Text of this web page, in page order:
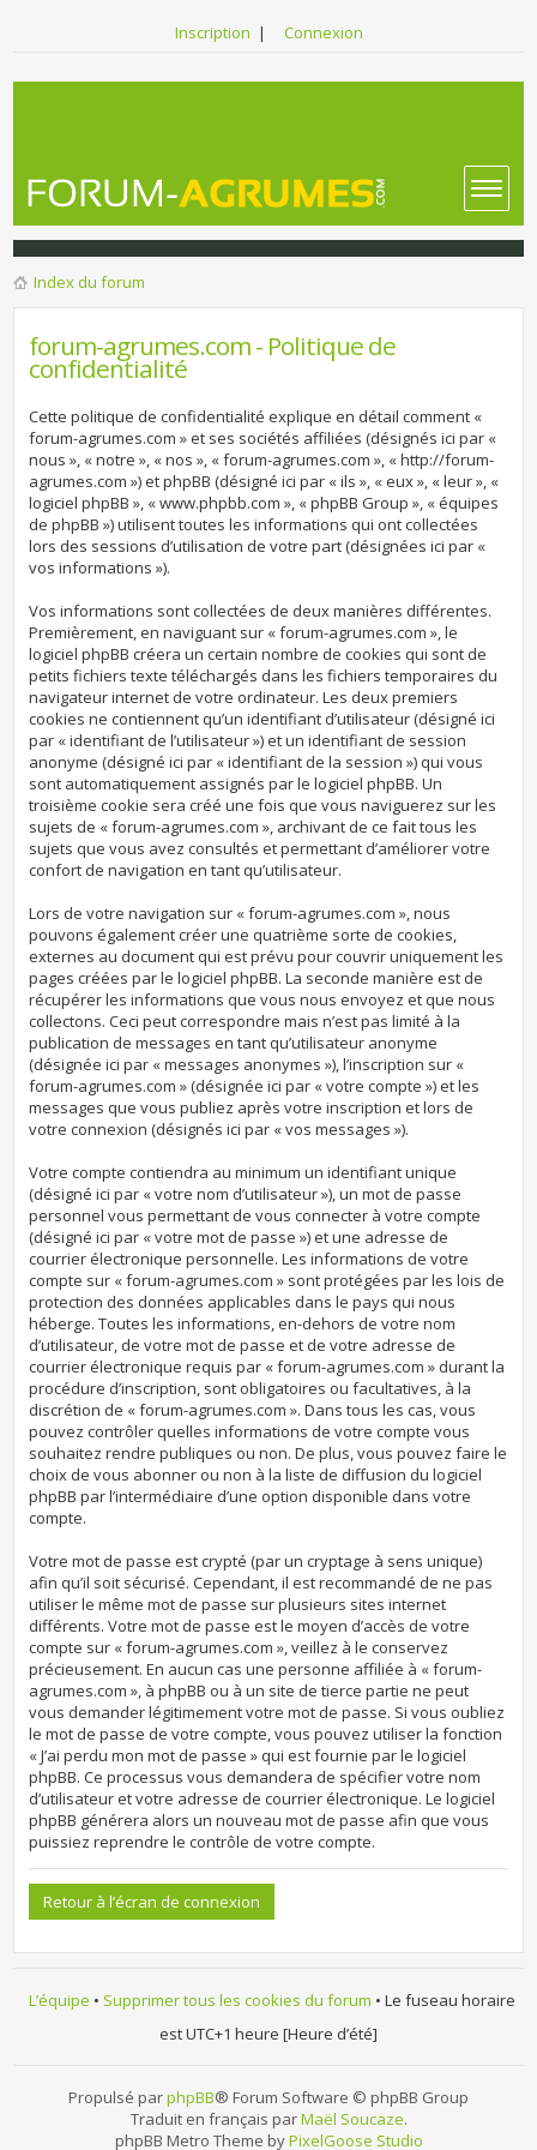
Inscription | Connexion
Index du forum
forum-agrumes.com - Politique de
confidentialité
Cette politique de confidentialité explique en détail comment «
forum-agrumes.com » et ses sociétés affiliées (désignés ici par «
nous », « notre », « nos », « forum-agrumes.com », « http://forum-
agrumes.com ») et phpBB (désigné ici par « ils », « eux », « leur », «
logiciel phpBB », « www.phpbb.com », « phpBB Group », « équipes
de phpBB ») utilisent toutes les informations qui ont collectées
lors des sessions d’utilisation de votre part (désignées ici par «
vos informations »).
Vos informations sont collectées de deux manières différentes.
Premièrement, en naviguant sur « forum-agrumes.com », le
logiciel phpBB créera un certain nombre de cookies qui sont de
petits fichiers texte téléchargés dans les fichiers temporaires du
navigateur internet de votre ordinateur. Les deux premiers
cookies ne contiennent qu’un identifiant d’utilisateur (désigné ici
par « identifiant de l’utilisateur ») et un identifiant de session
anonyme (désigné ici par « identifiant de la session ») qui vous
sont automatiquement assignés par le logiciel phpBB. Un
troisième cookie sera créé une fois que vous naviguerez sur les
sujets de « forum-agrumes.com », archivant de ce fait tous les
sujets que vous avez consultés et permettant d’améliorer votre
confort de navigation en tant qu’utilisateur.
Lors de votre navigation sur « forum-agrumes.com », nous
pouvons également créer une quatrième sorte de cookies,
externes au document qui est prévu pour couvrir uniquement les
pages créées par le logiciel phpBB. La seconde manière est de
récupérer les informations que vous nous envoyez et que nous
collectons. Ceci peut correspondre mais n’est pas limité à la
publication de messages en tant qu’utilisateur anonyme
(désignée ici par « messages anonymes »), l’inscription sur «
forum-agrumes.com » (désignée ici par « votre compte ») et les
messages que vous publiez après votre inscription et lors de
votre connexion (désignés ici par « vos messages »).
Votre compte contiendra au minimum un identifiant unique
(désigné ici par « votre nom d’utilisateur »), un mot de passe
personnel vous permettant de vous connecter à votre compte
(désigné ici par « votre mot de passe ») et une adresse de
courrier électronique personnelle. Les informations de votre
compte sur « forum-agrumes.com » sont protégées par les lois de
protection des données applicables dans le pays qui nous
héberge. Toutes les informations, en-dehors de votre nom
d’utilisateur, de votre mot de passe et de votre adresse de
courrier électronique requis par « forum-agrumes.com » durant la
procédure d’inscription, sont obligatoires ou facultatives, à la
discrétion de « forum-agrumes.com ». Dans tous les cas, vous
pouvez contrôler quelles informations de votre compte vous
souhaitez rendre publiques ou non. De plus, vous pouvez faire le
choix de vous abonner ou non à la liste de diffusion du logiciel
phpBB par l’intermédiaire d’une option disponible dans votre
compte.
Votre mot de passe est crypté (par un cryptage à sens unique)
afin qu’il soit sécurisé. Cependant, il est recommandé de ne pas
utiliser le même mot de passe sur plusieurs sites internet
différents. Votre mot de passe est le moyen d’accès de votre
compte sur « forum-agrumes.com », veillez à le conservez
précieusement. En aucun cas une personne affiliée à « forum-
agrumes.com », à phpBB ou à un site de tierce partie ne peut
vous demander légitimement votre mot de passe. Si vous oubliez
le mot de passe de votre compte, vous pouvez utiliser la fonction
« J’ai perdu mon mot de passe » qui est fournie par le logiciel
phpBB. Ce processus vous demandera de spécifier votre nom
d’utilisateur et votre adresse de courrier électronique. Le logiciel
phpBB générera alors un nouveau mot de passe afin que vous
puissiez reprendre le contrôle de votre compte.
Retour à l’écran de connexion
L’équipe • Supprimer tous les cookies du forum • Le fuseau horaire
est UTC+1 heure [Heure d’été]
Propulsé parphpBB® Forum Software © phpBB Group
Traduit en français parMaël Soucaze.
phpBB Metro Theme byPixelGoose Studio